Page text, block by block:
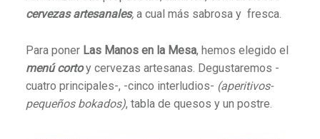
cervezas artesanales,a cual más sabrosa y fresca.
Para poner Las Manos en la Mesa, hemos elegido el
menú cortoy cervezas artesanas. Degustaremos -
cuatro principales-, -cinco interludios- (aperitivos-
pequeños bokados), tabla de quesos y un postre.